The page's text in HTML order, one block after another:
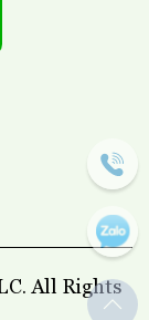
All Rights